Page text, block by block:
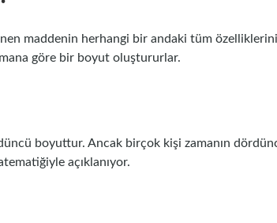
maddenin herhangi bir andaki tüm özelliklerini
göre bir boyut oluştururlar.
boyuttur. Ancak birçok kişi zamanın
açıklanıyor.